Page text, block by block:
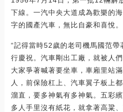
下線。一汽中央大道成為歡樂的
字的國產汽車，無比自豪和喜悅。
“記得當時52歲的老司機馬國范
行慶祝。汽車剛出工廠，就被人
大家爭著喊著要坐車，車廂里站
人，前保險杠上、汽車翼子板上
溜直，要多神氣有多神氣。五彩
多人手里沒有紙花，就拿著高粱